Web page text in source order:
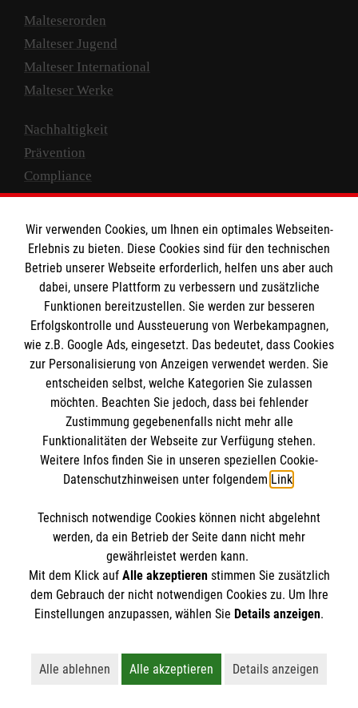
Malteserorden
Malteser Jugend
Malteser International
Malteser Werke
Nachhaltigkeit
Prävention
Compliance
Transparenz
Spenden und Helfen
Spendenkonto
Empfänger: Malteser Hilfsdienst e.V.
IBAN: DE10 3706 0120 1201 2000 12
BIC: GENODED 1PA7
Newsletter abonnieren
Cookies verwalten|AGB| Impressum|
Kontakt
Wir verwenden Cookies, um Ihnen ein optimales Webseiten-
Erlebnis zu bieten. Diese Cookies sind für den technischen
Betrieb unserer Webseite erforderlich, helfen uns aber auch
dabei, unsere Plattform zu verbessern und zusätzliche
Funktionen bereitzustellen. Sie werden zur besseren
Erfolgskontrolle und Aussteuerung von Werbekampagnen,
wie z.B. Google Ads, eingesetzt. Das bedeutet, dass Cookies
zur Personalisierung von Anzeigen verwendet werden. Sie
entscheiden selbst, welche Kategorien Sie zulassen
möchten. Beachten Sie jedoch, dass bei fehlender
Zustimmung gegebenenfalls nicht mehr alle
Funktionalitäten der Webseite zur Verfügung stehen.
Weitere Infos finden Sie in unseren speziellen Cookie-
Datenschutzhinweisen unter folgendem Link.
Technisch notwendige Cookies können nicht abgelehnt
werden, da ein Betrieb der Seite dann nicht mehr
gewährleistet werden kann.
Mit dem Klick auf Alle akzeptierenstimmen Sie zusätzlich
dem Gebrauch der nicht notwendigen Cookies zu. Um Ihre
Einstellungen anzupassen, wählen Sie Details anzeigen.
Alle ablehnen
Lehnt alle nicht-essentiellen Cookies ab
Alle akzeptieren
Akzeptiert alle Cookies
Details anzeigen